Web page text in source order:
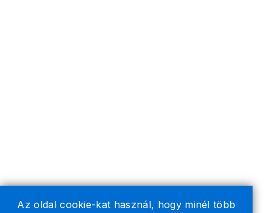
Az oldal cookie-kat használ, hogy minél több